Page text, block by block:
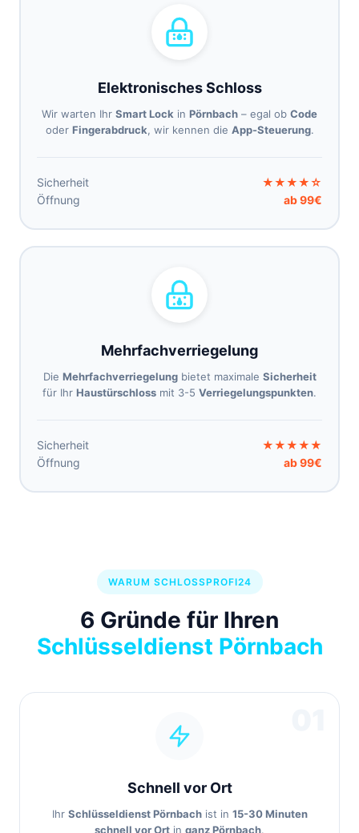
Elektronisches Schloss
Wir warten Ihr Smart Lock in Pörnbach – egal ob Code
oder Fingerabdruck, wir kennen die App-Steuerung.
Sicherheit
★★★★☆
Öffnung
ab 99€
Mehrfachverriegelung
Die Mehrfachverriegelungbietet maximale Sicherheit
für Ihr Haustürschloss mit 3-5 Verriegelungspunkten.
Sicherheit
★★★★★
Öffnung
ab 99€
WARUM SCHLOSSPROFI24
6 Gründe für Ihren
Schlüsseldienst Pörnbach
Schnell vor Ort
Ihr Schlüsseldienst Pörnbachist in 15-30 Minuten
schnell vor Ort in ganz Pörnbach.